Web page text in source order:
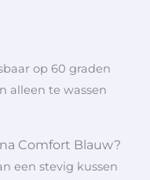
op 60 graden
alleen te wassen
Comfort Blauw?
een stevig kussen